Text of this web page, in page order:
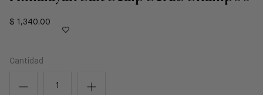
$ 1,340.00
Cantidad